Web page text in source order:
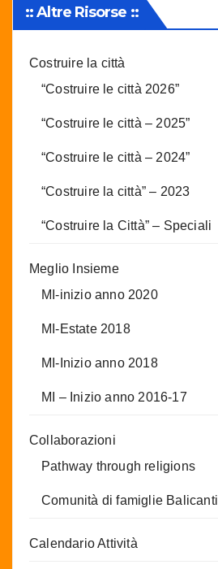
:: Altre Risorse ::
Costruire la città
“Costruire le città 2026”
“Costruire le città – 2025”
“Costruire le città – 2024”
“Costruire la città” – 2023
“Costruire la Città” – Speciali
Meglio Insieme
MI-inizio anno 2020
MI-Estate 2018
MI-Inizio anno 2018
MI – Inizio anno 2016-17
Collaborazioni
Pathway through religions
Comunità di famiglie Balicanti
Calendario Attività